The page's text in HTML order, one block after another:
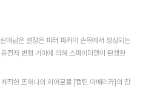
아남은 설정은 피터 파커의 손목에서 생성되는
전자 변형 거미에 의해 스파이더맨이 탄생한
작한 또하나의 히어로물 [캡틴 아메리카]의 참